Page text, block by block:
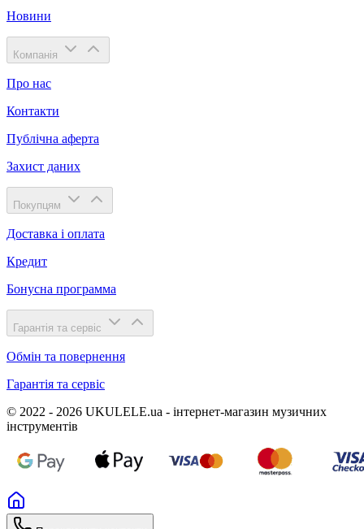
Новини
Компанія
Про нас
Контакти
Публічна аферта
Захист даних
Покупцям
Доставка і оплата
Кредит
Бонусна программа
Гарантія та сервіс
Обмін та повернення
Гарантія та сервіс
© 2022 - 2026 UKULELE.ua - інтернет-магазин музичних
інструментів